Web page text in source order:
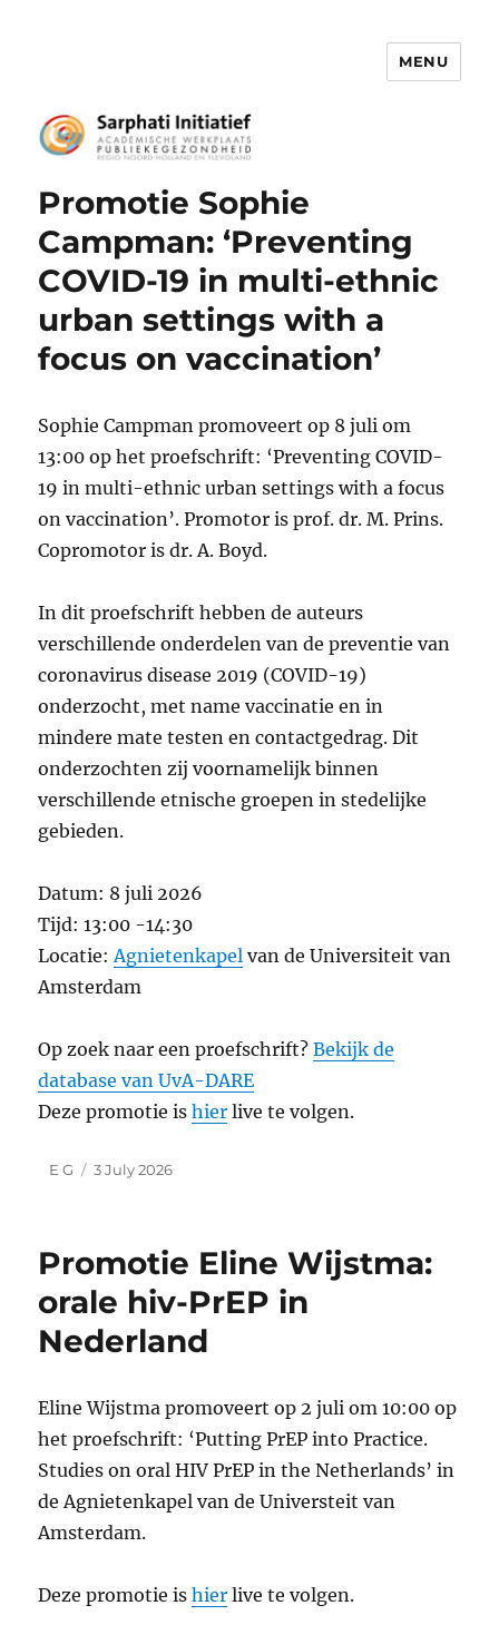
MENU
Nieuws
Promotie Sophie
Campman: ‘Preventing
COVID-19 in multi-ethnic
urban settings with a
focus on vaccination’
Sophie Campman promoveert op 8 juli om
13:00 op het proefschrift: ‘Preventing COVID-
19 in multi-ethnic urban settings with a focus
on vaccination’. Promotor is prof. dr. M. Prins.
Copromotor is dr. A. Boyd.
In dit proefschrift hebben de auteurs
verschillende onderdelen van de preventie van
coronavirus disease 2019 (COVID-19)
onderzocht, met name vaccinatie en in
mindere mate testen en contactgedrag. Dit
onderzochten zij voornamelijk binnen
verschillende etnische groepen in stedelijke
gebieden.
Datum: 8 juli 2026
Tijd: 13:00 -14:30
Locatie: Agnietenkapel van de Universiteit van
Amsterdam
Op zoek naar een proefschrift?Bekijk de
database van UvA-DARE
Deze promotie ishier live te volgen.
Author
E G
Posted
3 July 2026
Promotie Eline Wijstma:
orale hiv-PrEP in
Nederland
Eline Wijstma promoveert op 2 juli om 10:00 op
het proefschrift: ‘Putting PrEP into Practice.
Studies on oral HIV PrEP in the Netherlands’ in
de Agnietenkapel van de Universteit van
Amsterdam.
Deze promotie ishier live te volgen.